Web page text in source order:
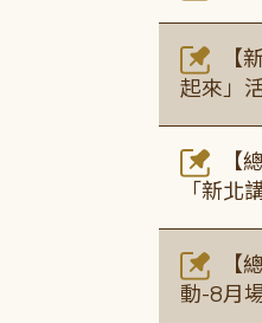
【
起來」
【
「新北
【
動-8月